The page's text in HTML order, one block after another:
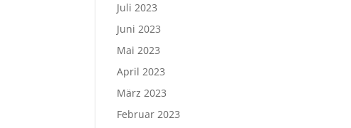
Juli 2023
Juni 2023
Mai 2023
April 2023
März 2023
Februar 2023